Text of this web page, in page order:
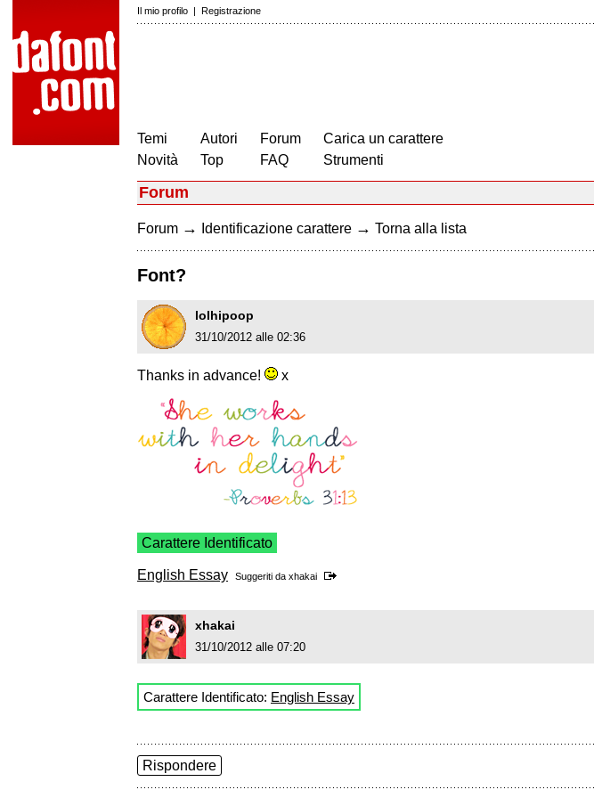
Il mio profilo | Registrazione
Temi
Novità
Autori
Top
Forum
FAQ
Carica un carattere
Strumenti
Forum
Forum → Identificazione carattere → Torna alla lista
Font?
lolhipoop
31/10/2012 alle 02:36
Thanks in advance! x
Carattere Identificato
English Essay Suggeriti da xhakai
xhakai
31/10/2012 alle 07:20
Carattere Identificato: English Essay
Rispondere